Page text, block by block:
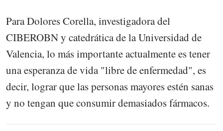
Para Dolores Corella, investigadora del
CIBEROBN y catedrática de la Universidad de
Valencia, lo más importante actualmente es tener
una esperanza de vida "libre de enfermedad", es
decir, lograr que las personas mayores estén sanas
y no tengan que consumir demasiados fármacos.